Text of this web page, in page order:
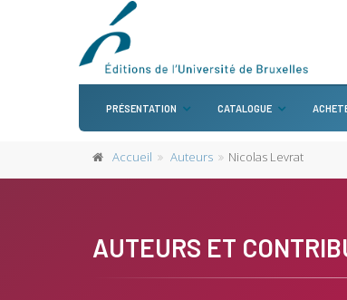
PRÉSENTATION CATALOGUE
Accueil Auteurs Nicolas Levrat
AUTEURS ET